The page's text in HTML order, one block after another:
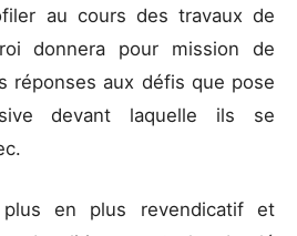
au cours des travaux de
donnera pour mission de
réponses aux défis que pose
devant laquelle ils se
en plus revendicatif et